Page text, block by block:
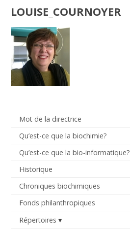
Mot de la directrice
Qu’est-ce que la biochimie?
Qu’est-ce que la bio-informatique?
Historique
Chroniques biochimiques
Fonds philanthropiques
Répertoires
LOUISE_COURNOYER